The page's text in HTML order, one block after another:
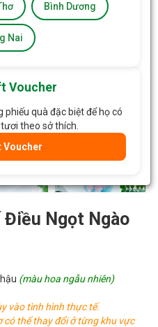
Điều Ngọt Ngào
(màu hoa ngẫu nhiên)
vào tình hình thực tế.
có thể thay đổi ở từng khu vực
Bình Dương
Nai
Voucher
quà đặc biệt để họ có
theo sở thích.
Voucher